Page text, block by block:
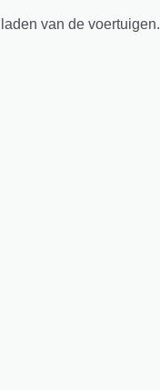
van de voertuigen.